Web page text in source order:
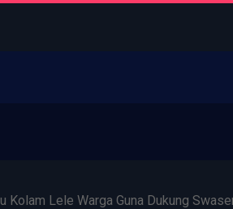
Kolam Lele Warga Guna Dukung